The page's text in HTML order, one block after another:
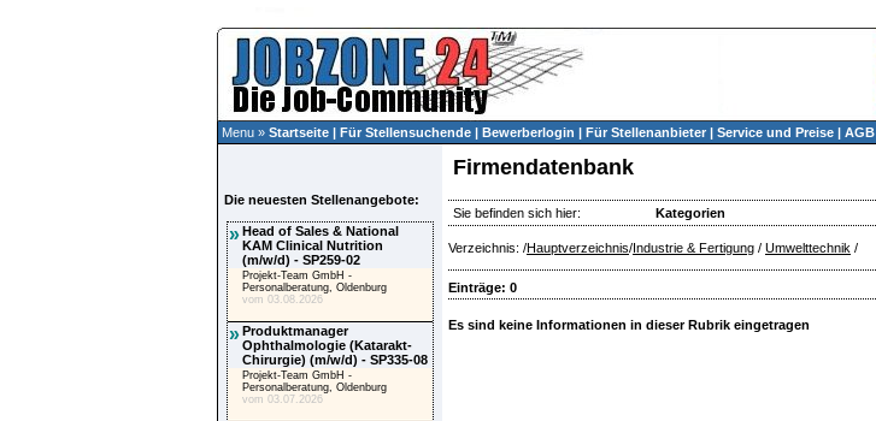
Menu » Startseite | Für Stellensuchende | Bewerberlogin | Für Stellenanbieter | Service und Preise | AGB
Die neuesten Stellenangebote:
»Head of Sales & National
KAM Clinical Nutrition
(m/w/d) - SP259-02
Projekt-Team GmbH -
Personalberatung, Oldenburg
vom 03.08.2026
»Produktmanager
Ophthalmologie (Katarakt-
Chirurgie) (m/w/d) - SP335-08
Projekt-Team GmbH -
Personalberatung, Oldenburg
vom 03.07.2026
Firmendatenbank
Sie befinden sich hier: Kategorien
Verzeichnis: /Hauptverzeichnis/Industrie & Fertigung / Umwelttechnik /
Einträge: 0
Es sind keine Informationen in dieser Rubrik eingetragen